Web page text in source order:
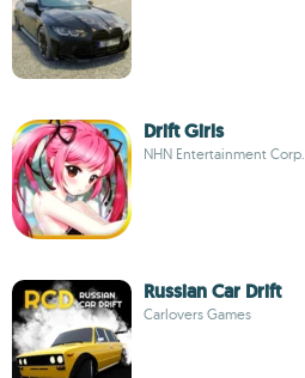
Drift Girls
NHN Entertainment Corp.
Russian Car Drift
Carlovers Games